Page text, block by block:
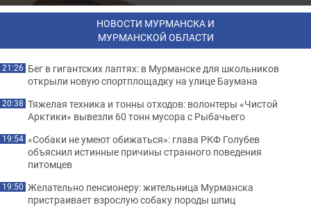
НОВОСТИ МУРМАНСКА И
МУРМАНСКОЙ ОБЛАСТИ
21:26 Бег в гигантских лаптях: в Мурманске для школьников
открыли новую спортплощадку на улице Баумана
20:38 Тяжелая техника и тонны отходов: волонтеры «Чистой
Арктики» вывезли 60 тонн мусора с Рыбачьего
19:54 «Собаки не умеют обижаться»: глава РКФ Голубев
объяснил истинные причины странного поведения
питомцев
19:50 Желательно пенсионеру: жительница Мурманска
пристраивает взрослую собаку породы шпиц